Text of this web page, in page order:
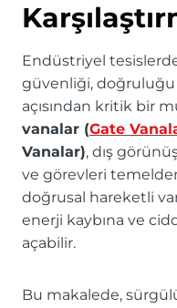
Endüstriyel
güvenliği,
açısından kritik bir
vanalar (Gate
Vanalar), dış
ve görevleri
doğrusal hareketli
enerji kaybına ve
açabilir.
Bu makalede,